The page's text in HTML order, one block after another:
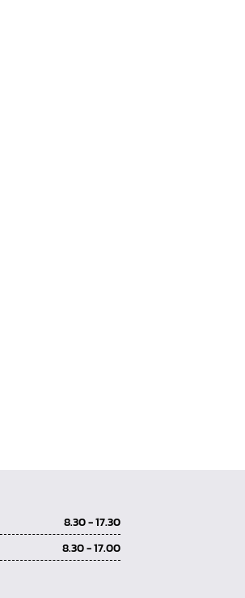
8.30 - 17.30
8.30 - 17.00